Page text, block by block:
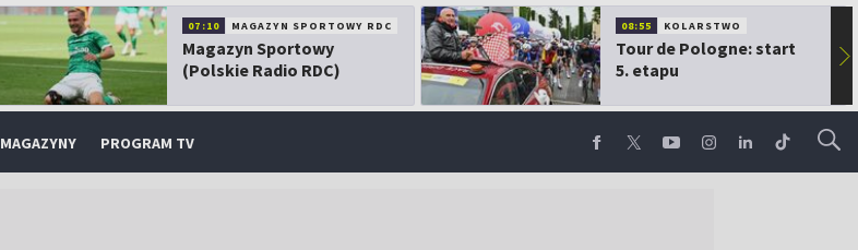
07:10 MAGAZYN SPORTOWY RDC
Magazyn Sportowy
(Polskie Radio RDC)
08:55 KOLARSTWO
Tour de Pologne: start
5. etapu
▶
MAGAZYNY PROGRAM TV